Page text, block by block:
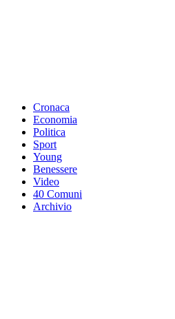
Cronaca
Economia
Politica
Sport
Young
Benessere
Video
40 Comuni
Archivio